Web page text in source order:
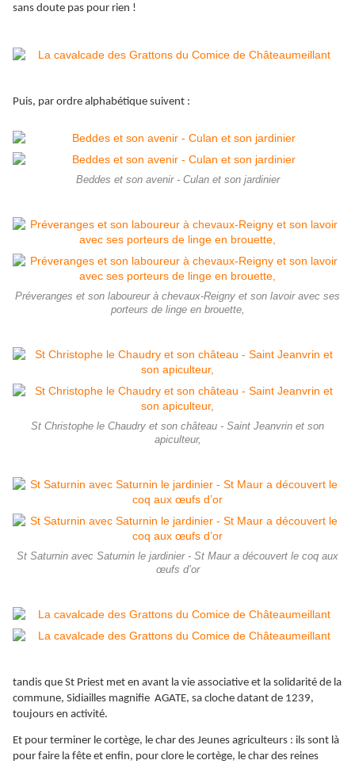
sans doute pas pour rien !
Puis, par ordre alphabétique suivent :
Beddes et son avenir - Culan et son jardinier
Préveranges et son laboureur à chevaux-Reigny et son lavoir avec ses
porteurs de linge en brouette,
St Christophe le Chaudry et son château - Saint Jeanvrin et son
apiculteur,
St Saturnin avec Saturnin le jardinier - St Maur a découvert le coq aux
œufs d’or
tandis que St Priest met en avant la vie associative et la solidarité de la
commune, Sidiailles magnifie AGATE, sa cloche datant de 1239,
toujours en activité.
Et pour terminer le cortège, le char des Jeunes agriculteurs : ils sont là
pour faire la fête et enfin, pour clore le cortège, le char des reines